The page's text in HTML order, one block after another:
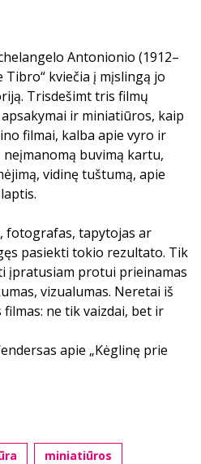
Antonionio (1912–
Tibro“ kviečia į mįslingą jo
Trisdešimt tris filmų
ir miniatiūros, kaip
filmai, kalba apie vyro ir
buvimą kartu,
vidinę tuštumą, apie
fotografas, tapytojas ar
pasiekti tokio rezultato. Tik
įpratusiam protui prieinamas
vizualumas. Neretai iš
ne tik vaizdai, bet ir
apie „Kėglinę prie
miniatiūros